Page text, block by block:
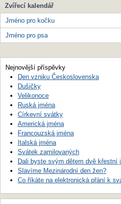
Zvířecí kalendář
Jméno pro kočku
Jméno pro psa
Nejnovější příspěvky
Den vzniku Československa
Dušičky
Velikonoce
Ruská jména
Církevní svátky
Americká jména
Francouzská jména
Italská jména
Svátek zamilovaných
Dali byste svým dětem dvě křestní
Slavíme Mezinárodní den žen?
Co říkáte na elektronická přání k